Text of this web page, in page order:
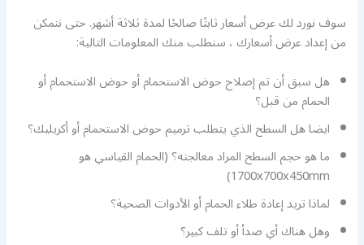
سوف نورد لك عرض أسعار ثابتًا صالحًا لمدة ثلاثة أشهر. حتى نتمكن
من إعداد عرض أسعارك ، سنطلب منك المعلومات التالية:
هل سبق أن تم إصلاح حوض الاستحمام أو حوض الاستحمام أو
الحمام من قبل؟
ايضا هل السطح الذي يتطلب ترميم حوض الاستحمام أو أكريليك؟
ما هو حجم السطح المراد معالجته؟ (الحمام القياسي هو
1700x700x450mm)
لماذا تريد إعادة طلاء الحمام أو الأدوات الصحية؟
وهل هناك أي صدأ أو تلف كبير؟